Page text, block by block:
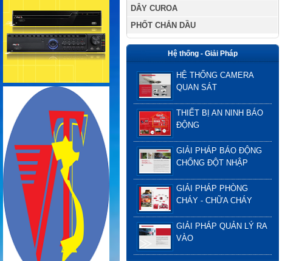
DÂY CUROA
PHỐT CHẮN DẦU
Hệ thống - Giải Pháp
HỆ THỐNG CAMERA
QUAN SÁT
THIẾT BỊ AN NINH BÁO
ĐỘNG
GIẢI PHÁP BÁO ĐỘNG
CHỐNG ĐỘT NHẬP
GIẢI PHÁP PHÒNG
CHÁY - CHỮA CHÁY
GIẢI PHÁP QUẢN LÝ RA
VÀO